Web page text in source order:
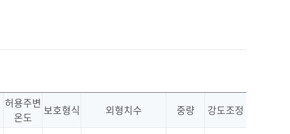
허용주변
온도
보호형식 외형치수 중량 강도조정